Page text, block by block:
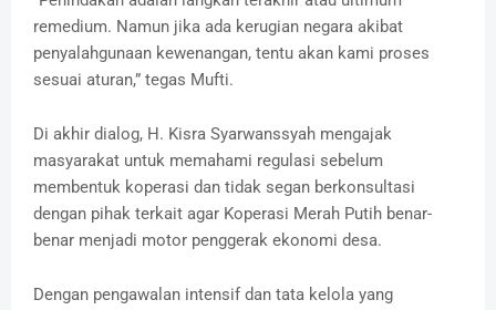
remedium. Namun jika ada kerugian negara akibat
penyalahgunaan kewenangan, tentu akan kami proses
sesuai aturan,” tegas Mufti.
Di akhir dialog, H. Kisra Syarwanssyah mengajak
masyarakat untuk memahami regulasi sebelum
membentuk koperasi dan tidak segan berkonsultasi
dengan pihak terkait agar Koperasi Merah Putih benar-
benar menjadi motor penggerak ekonomi desa.
Dengan pengawalan intensif dan tata kelola yang